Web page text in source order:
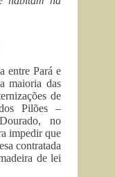
entre Pará e
maioria das
de
Pilões –
no
impedir que
contratada
de lei